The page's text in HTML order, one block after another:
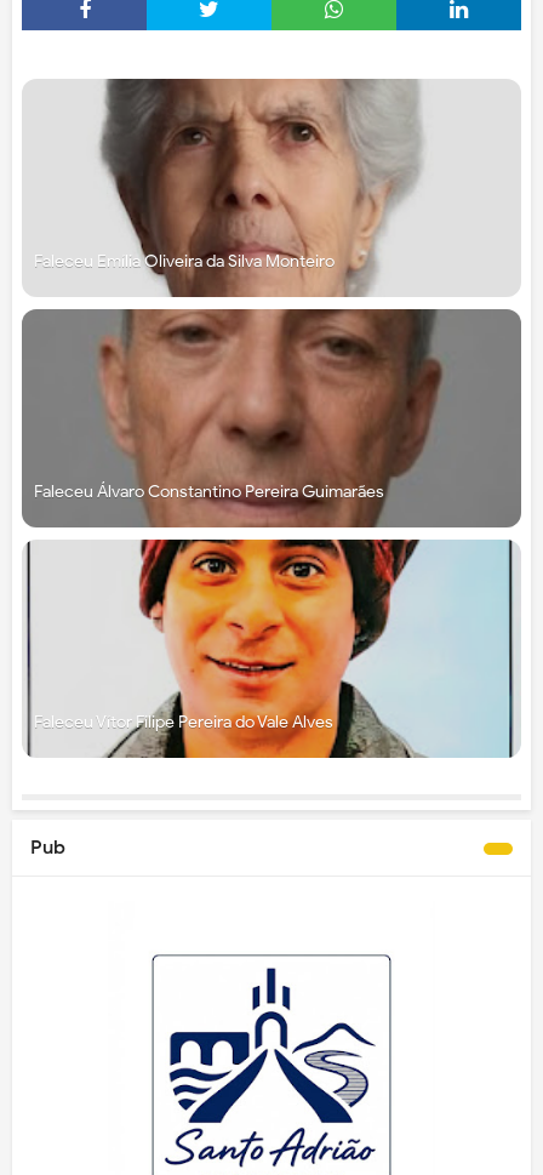
Faleceu Emília Oliveira da Silva Monteiro
Faleceu Álvaro Constantino Pereira Guimarães
Faleceu Vítor Filipe Pereira do Vale Alves
Pub